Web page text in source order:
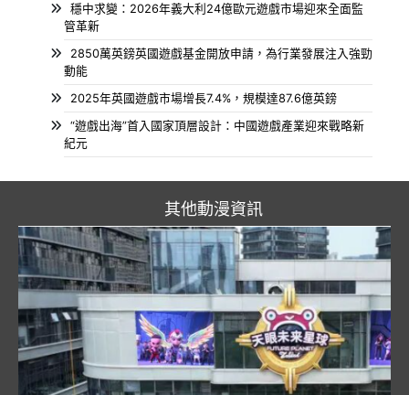
穩中求變：2026年義大利24億歐元遊戲市場迎來全面監
管革新
2850萬英鎊英國遊戲基金開放申請，為行業發展注入強勁
動能
2025年英國遊戲市場增長7.4%，規模達87.6億英鎊
“遊戲出海”首入國家頂層設計：中國遊戲產業迎來戰略新
紀元
其他動漫資訊